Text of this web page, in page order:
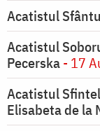
Acatistul
Acatistul
Pecerska- 17
Acatistul
Elisabeta de la